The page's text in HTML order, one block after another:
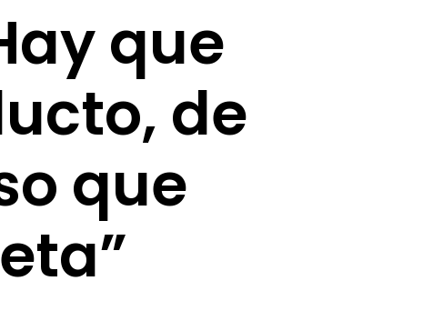
que
de
que